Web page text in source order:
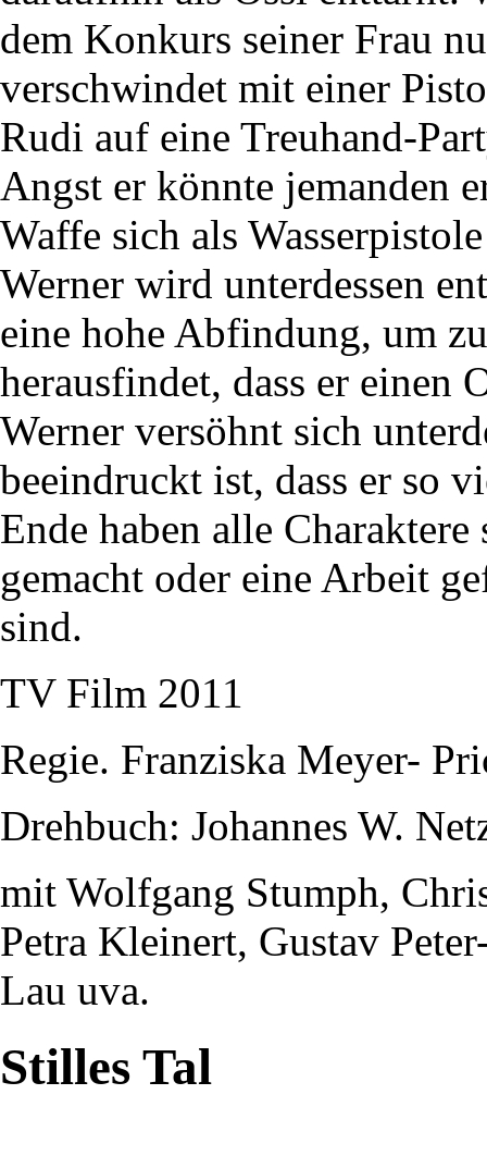
dem Konkurs seiner Frau
verschwindet mit einer
Rudi auf eine Treuhand-
Angst er könnte jemanden
Waffe sich als
Werner wird unterdessen
eine hohe Abfindung, um
herausfindet, dass er einen
Werner versöhnt sich
beeindruckt ist, dass er so
Ende haben alle
gemacht oder eine Arbeit
sind.
TV Film 2011
Regie. Franziska Meyer-
Drehbuch: Johannes W.
mit Wolfgang Stumph,
Petra Kleinert, Gustav
Lau uva.
Stilles Tal